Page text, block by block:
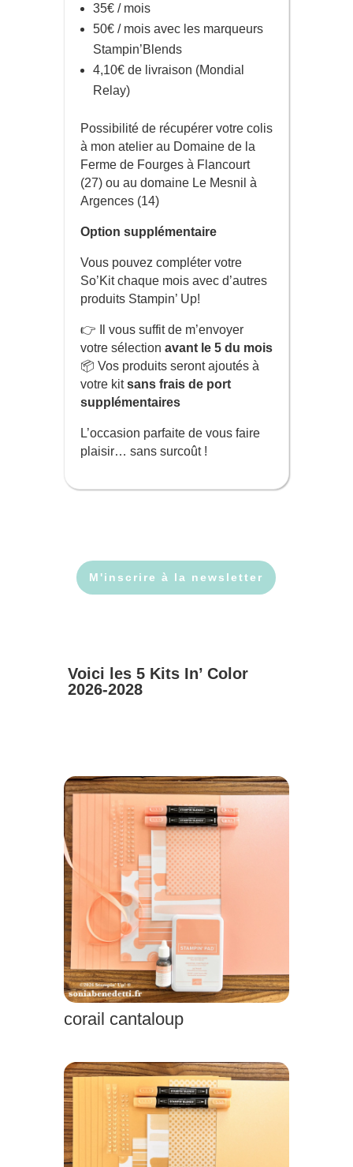
35€ / mois
50€ / mois avec les marqueurs
Stampin’Blends
4,10€ de livraison (Mondial
Relay)
Possibilité de récupérer votre colis
à mon atelier au Domaine de la
Ferme de Fourges à Flancourt
(27) ou au domaine Le Mesnil à
Argences (14)
Option supplémentaire
Vous pouvez compléter votre
So’Kit chaque mois avec d’autres
produits Stampin’ Up!
👉 Il vous suffit de m’envoyer
votre sélection avant le 5 du mois
📦 Vos produits seront ajoutés à
votre kitsans frais de port
supplémentaires
L’occasion parfaite de vous faire
plaisir… sans surcoût !
M'inscrire à la newsletter
Voici les 5 Kits In’ Color
2026-2028
corail cantaloup